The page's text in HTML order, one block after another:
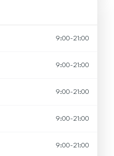
9:00-21:00
9:00-21:00
9:00-21:00
9:00-21:00
9:00-21:00